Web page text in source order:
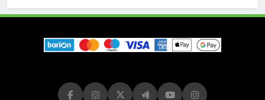
Tizenhat adatsor a tizenhat évről